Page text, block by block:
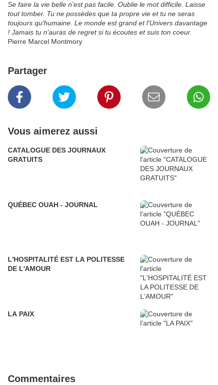
Se faire la vie belle n'est pas facile. Oublie le mot difficile. Laisse
tout tomber. Tu ne possèdes que ta propre vie et tu ne seras
toujours qu'humaine. Le monde est grand et l'Univers davantage
! Jamais tu n'auras de regret si tu écoutes et suis ton coeur.
Pierre Marcel Montmory
Partager
Vous aimerez aussi
CATALOGUE DES JOURNAUX
GRATUITS
QUÉBEC OUAH - JOURNAL
L'HOSPITALITÉ EST LA POLITESSE
DE L'AMOUR
LA PAIX
Commentaires